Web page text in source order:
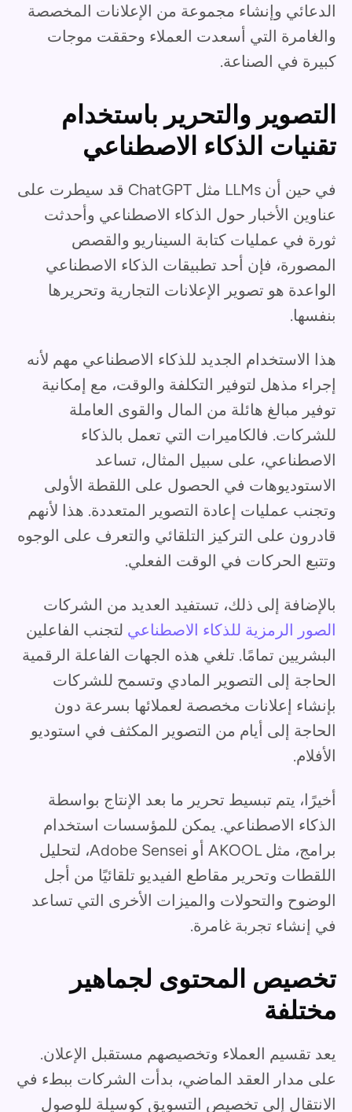
الدعائي وإنشاء مجموعة من الإعلانات المخصصة
والغامرة التي أسعدت العملاء وحققت موجات
كبيرة في الصناعة.
التصوير والتحرير باستخدام
تقنيات الذكاء الاصطناعي
في حين أن LLMs مثل ChatGPT قد سيطرت على
عناوين الأخبار حول الذكاء الاصطناعي وأحدثت
ثورة في عمليات كتابة السيناريو والقصص
المصورة، فإن أحد تطبيقات الذكاء الاصطناعي
الواعدة هو تصوير الإعلانات التجارية وتحريرها
بنفسها.
هذا الاستخدام الجديد للذكاء الاصطناعي مهم لأنه
إجراء مذهل لتوفير التكلفة والوقت، مع إمكانية
توفير مبالغ هائلة من المال والقوى العاملة
للشركات. فالكاميرات التي تعمل بالذكاء
الاصطناعي، على سبيل المثال، تساعد
الاستوديوهات في الحصول على اللقطة الأولى
وتجنب عمليات إعادة التصوير المتعددة. هذا لأنهم
قادرون على التركيز التلقائي والتعرف على الوجوه
وتتبع الحركات في الوقت الفعلي.
بالإضافة إلى ذلك، تستفيد العديد من الشركات
الصور الرمزية للذكاء الاصطناعي لتجنب الفاعلين
البشريين تمامًا. تلغي هذه الجهات الفاعلة الرقمية
الحاجة إلى التصوير المادي وتسمح للشركات
بإنشاء إعلانات مخصصة لعملائها بسرعة دون
الحاجة إلى أيام من التصوير المكثف في استوديو
الأفلام.
أخيرًا، يتم تبسيط تحرير ما بعد الإنتاج بواسطة
الذكاء الاصطناعي. يمكن للمؤسسات استخدام
برامج، مثل AKOOL أو Adobe Sensei، لتحليل
اللقطات وتحرير مقاطع الفيديو تلقائيًا من أجل
الوضوح والتحولات والميزات الأخرى التي تساعد
في إنشاء تجربة غامرة.
تخصيص المحتوى لجماهير
مختلفة
يعد تقسيم العملاء وتخصيصهم مستقبل الإعلان.
على مدار العقد الماضي، بدأت الشركات ببطء في
الانتقال إلى تخصيص التسويق كوسيلة للوصول